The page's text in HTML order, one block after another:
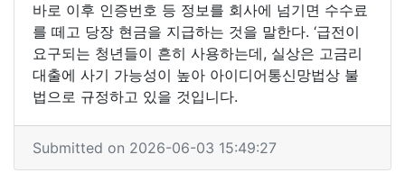
바로 이후 인증번호 등 정보를 회사에 넘기면 수수료
를 떼고 당장 현금을 지급하는 것을 말한다. ‘급전이
요구되는 청년들이 흔히 사용하는데, 실상은 고금리
대출에 사기 가능성이 높아 아이디어통신망법상 불
법으로 규정하고 있을 것입니다.
Submitted on 2026-06-03 15:49:27